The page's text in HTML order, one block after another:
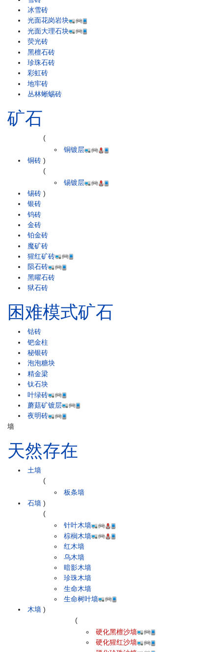
冰雪砖
光面花岗岩块
光面大理石块
荧光砖
黑檀石砖
珍珠石砖
彩虹砖
地牢砖
丛林蜥蜴砖
矿石
铜砖
(
铜镀层
)
锡砖
(
锡镀层
)
银砖
钨砖
金砖
铂金砖
魔矿砖
猩红矿砖
陨石砖
黑曜石砖
狱石砖
困难模式矿石
钴砖
钯金柱
秘银砖
泡泡糖块
精金梁
钛石块
叶绿砖
蘑菇矿镀层
夜明砖
墙
天然存在
土墙
石墙
(
板条墙
)
木墙
(
针叶木墙
棕榈木墙
红木墙
乌木墙
暗影木墙
珍珠木墙
生命木墙
生命树叶墙
)
(
硬化黑檀沙墙
硬化猩红沙墙